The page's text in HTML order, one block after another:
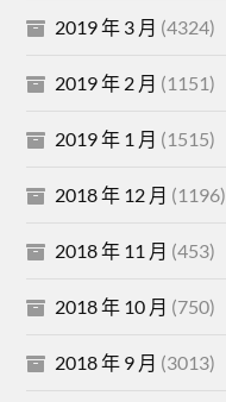
2019 年 3 月 (4324)
2019 年 2 月 (1151)
2019 年 1 月 (1515)
2018 年 12 月 (1196)
2018 年 11 月 (453)
2018 年 10 月 (750)
2018 年 9 月 (3013)